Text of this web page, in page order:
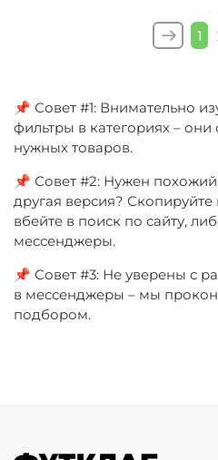
1
📌 Совет #1: Внимательно
фильтры в категориях –
нужных товаров.
📌 Совет #2: Нужен
другая версия? Скопируйте
вбейте в поиск по сайту,
мессенджеры.
📌 Совет #3: Не уверены с
в мессенджеры – мы
подбором.